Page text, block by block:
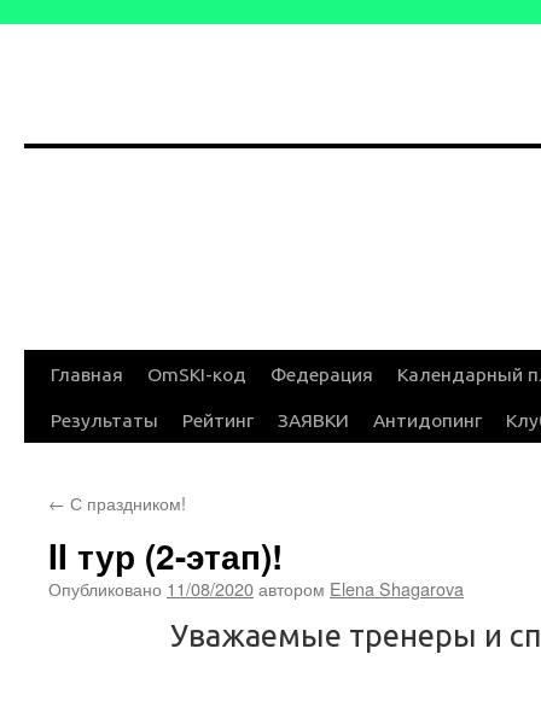
Перейти
Главная OmSKI-код Федерация Календарный
Результаты Рейтинг ЗАЯВКИ Антидопинг
← С праздником!
II тур (2-этап)!
Опубликовано 11/08/2020автором Elena Shagarova
Уважаемые тренеры и